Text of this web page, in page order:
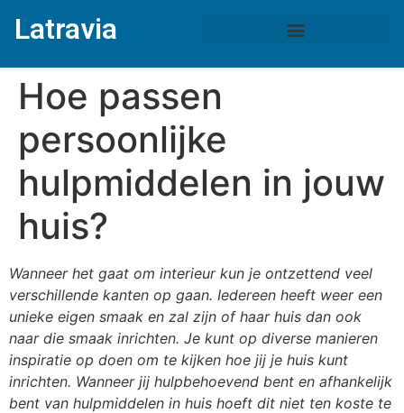
Latravia
Hoe passen
persoonlijke
hulpmiddelen in jouw
huis?
Wanneer het gaat om interieur kun je ontzettend veel
verschillende kanten op gaan. Iedereen heeft weer een
unieke eigen smaak en zal zijn of haar huis dan ook
naar die smaak inrichten. Je kunt op diverse manieren
inspiratie op doen om te kijken hoe jij je huis kunt
inrichten. Wanneer jij hulpbehoevend bent en afhankelijk
bent van hulpmiddelen in huis hoeft dit niet ten koste te